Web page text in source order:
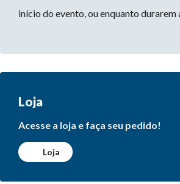
início do evento, ou enquanto durarem
Loja
Acesse a loja e faça seu pedido!
Loja